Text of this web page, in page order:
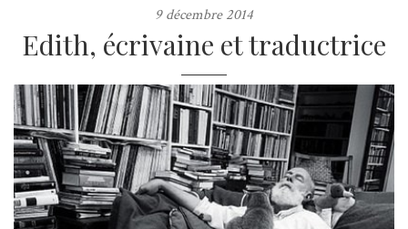
9 décembre 2014
Edith, écrivaine et traductrice